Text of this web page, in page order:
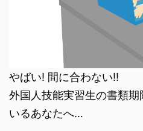
やばい! 間に合わない!!
外国人技能実習生の書類
いるあなたへ…